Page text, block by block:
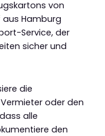
von
aus Hamburg
Service, der
sicher und
die
oder den
alle
den